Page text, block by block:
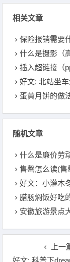
相关文章
保险报销需要
什么是摄影（
插入超链接（
好文: 北站坐
蛋黄月饼的做
随机文章
什么是廉价劳
售罄怎么读(售
好文：小灌木
腊肠焖饭好吃
安徽旅游景点
上一
好文: 科普下dream后